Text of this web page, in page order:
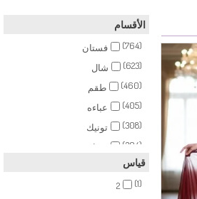
الأقسام
فستان
(764)
شال
(623)
طقم
(460)
عباءه
(405)
تونيك
(308)
وشاح
(304)
فساتين سهرة بتصميم اسلامي
(220)
(212)
قياس
2
(1)